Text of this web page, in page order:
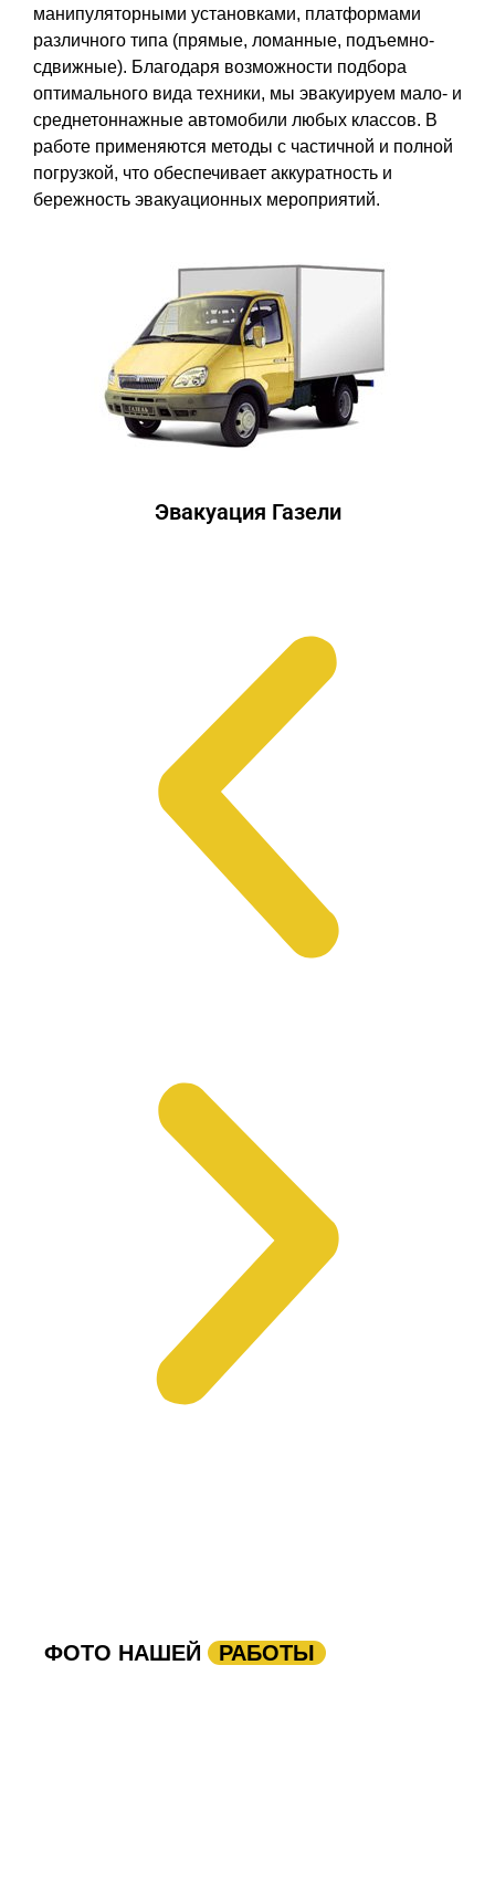
манипуляторными установками, платформами
различного типа (прямые, ломанные, подъемно-
сдвижные). Благодаря возможности подбора
оптимального вида техники, мы эвакуируем мало- и
среднетоннажные автомобили любых классов. В
работе применяются методы с частичной и полной
погрузкой, что обеспечивает аккуратность и
бережность эвакуационных мероприятий.
Эвакуация Газели
ФОТО НАШЕЙ РАБОТЫ